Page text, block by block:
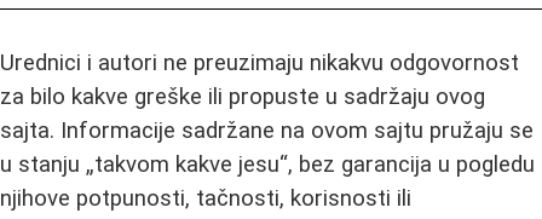
Urednici i autori ne preuzimaju nikakvu odgovornost
za bilo kakve greške ili propuste u sadržaju ovog
sajta. Informacije sadržane na ovom sajtu pružaju se
u stanju „takvom kakve jesu“, bez garancija u pogledu
njihove potpunosti, tačnosti, korisnosti ili